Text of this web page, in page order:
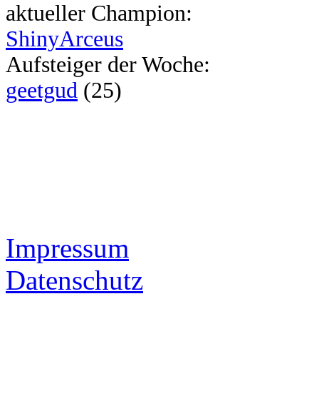
aktueller Champion:
ShinyArceus
Aufsteiger der Woche:
geetgud (25)
Impressum
Datenschutz